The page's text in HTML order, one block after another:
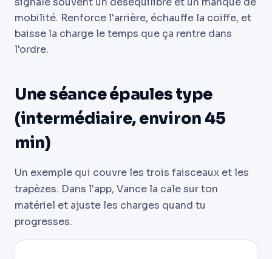
mobilité. Renforce l'arrière, échauffe la coiffe, et
baisse la charge le temps que ça rentre dans
l'ordre.
Une séance épaules type
(intermédiaire, environ 45
min)
Un exemple qui couvre les trois faisceaux et les
trapèzes. Dans l'app, Vance la cale sur ton
matériel et ajuste les charges quand tu
progresses.